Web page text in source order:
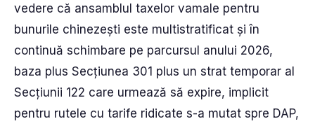
vedere că ansamblul taxelor vamale pentru
bunurile chinezești este multistratificat și în
continuă schimbare pe parcursul anului 2026,
baza plus Secțiunea 301 plus un strat temporar al
Secțiunii 122 care urmează să expire, implicit
pentru rutele cu tarife ridicate s-a mutat spre DAP,